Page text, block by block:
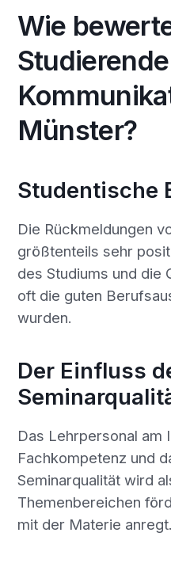
Wie
Münster?
Studentische
Die Rückmeldungen
größtenteils sehr
des Studiums und die
oft die guten
wurden.
Der Einfluss
Das Lehrpersonal am
Fachkompetenz und
Seminarqualität wird
Themenbereichen
mit der Materie anregt.